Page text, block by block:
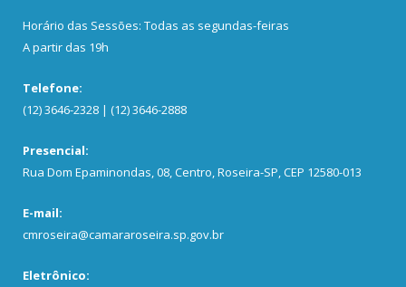
Horário das Sessões: Todas as segundas-feiras
A partir das 19h
Telefone:
(12) 3646-2328 | (12) 3646-2888
Presencial:
Rua Dom Epaminondas, 08, Centro, Roseira-SP, CEP 12580-013
E-mail:
cmroseira@camararoseira.sp.gov.br
Eletrônico: